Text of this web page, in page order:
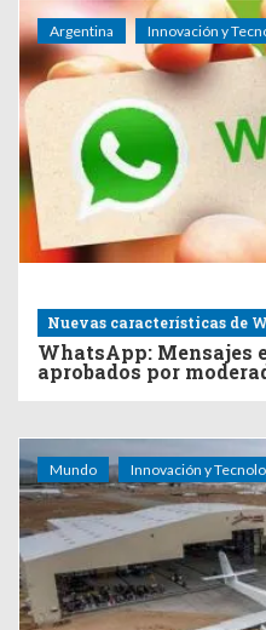
Argentina Innovación y
Nuevas características de
WhatsApp: Mensajes
aprobados por
Mundo Innovación y